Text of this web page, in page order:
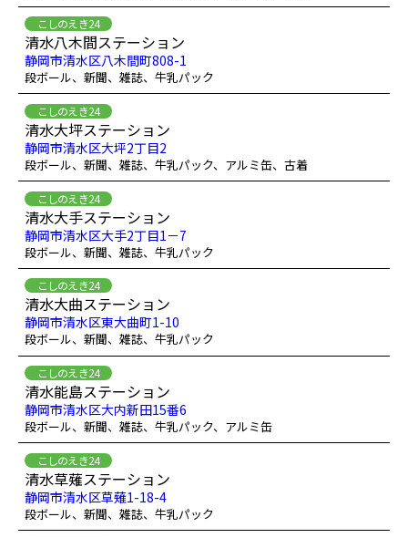
こしのえき24
清水八木間ステーション
静岡市清水区八木間町808-1
段ボール、新聞、雑誌、牛乳パック
こしのえき24
清水大坪ステーション
静岡市清水区大坪2丁目2
段ボール、新聞、雑誌、牛乳パック、アルミ缶、古着
こしのえき24
清水大手ステーション
静岡市清水区大手2丁目1－7
段ボール、新聞、雑誌、牛乳パック
こしのえき24
清水大曲ステーション
静岡市清水区東大曲町1-10
段ボール、新聞、雑誌、牛乳パック
こしのえき24
清水能島ステーション
静岡市清水区大内新田15番6
段ボール、新聞、雑誌、牛乳パック、アルミ缶
こしのえき24
清水草薙ステーション
静岡市清水区草薙1-18-4
段ボール、新聞、雑誌、牛乳パック